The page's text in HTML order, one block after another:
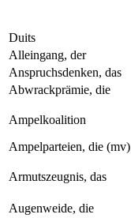
Duits
Alleingang, der
Anspruchsdenken, das
Abwrackprämie, die
Ampelkoalition
Ampelparteien, die (mv)
Armutszeugnis, das
Augenweide, die